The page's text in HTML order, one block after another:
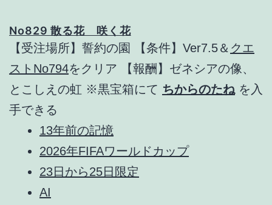
No829 散る花 咲く花
【受注場所】誓約の園 【条件】Ver7.5＆ クエ
ストNo794をクリア 【報酬】ゼネシアの像、
とこしえの虹 ※黒宝箱にて ちからのたね を入
手できる
13年前の記憶
2026年FIFAワールドカップ
23日から25日限定
AI